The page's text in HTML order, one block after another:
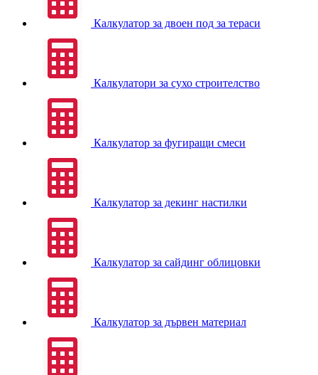
Калкулатор за двоен под за тераси
Калкулатори за сухо строителство
Калкулатор за фугиращи смеси
Калкулатор за декинг настилки
Калкулатор за сайдинг облицовки
Калкулатор за дървен материал